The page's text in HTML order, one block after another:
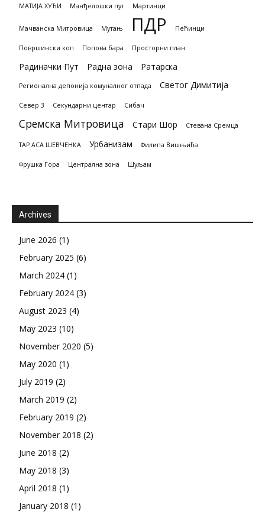
МАТИЈА ХУЂИ Манђелошки пут Мартинци
Мачванска Митровица Мутањ ПДР Пећинци
Површински коп Попова бара Просторни план
Радиначки Пут Радна зона Ратарска
Регионална депонија комуналног отпада Светог Димитија
Север 3 Секундарни центар Сибач
Сремска Митровица Стари Шор Стевана Сремца
ТАР АСА ШЕВЧЕНКА Урбанизам Филипа Вишњића
Фрушка Гора Централна зона Шуљам
Archives
June 2026 (1)
February 2025 (6)
March 2024 (1)
February 2024 (3)
August 2023 (4)
May 2023 (10)
November 2020 (5)
May 2020 (1)
July 2019 (2)
March 2019 (2)
February 2019 (2)
November 2018 (2)
June 2018 (2)
May 2018 (3)
April 2018 (1)
January 2018 (1)